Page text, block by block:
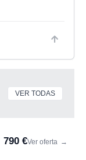
VER TODAS
790 €Ver oferta →